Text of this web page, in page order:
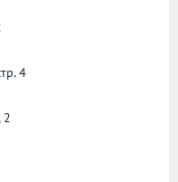
4
2